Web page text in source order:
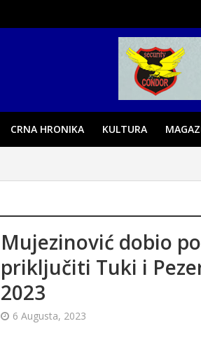
CRNA HRONIKA KULTURA
Mujezinović dobio
priključiti Tuki i
2023
6 Augusta, 2023